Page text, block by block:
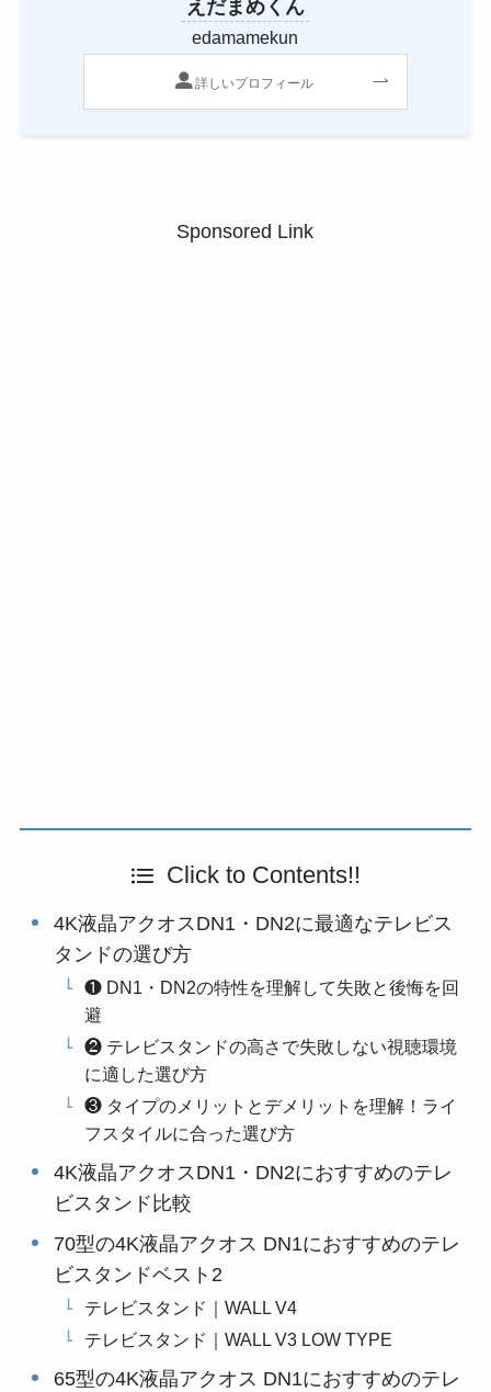
えだまめくん
edamamekun
詳しいプロフィール
Sponsored Link
Click to Contents!!
4K液晶アクオスDN1・DN2に最適なテレビス
タンドの選び方
❶ DN1・DN2の特性を理解して失敗と後悔を回
避
❷ テレビスタンドの高さで失敗しない視聴環境
に適した選び方
❸ タイプのメリットとデメリットを理解！ライ
フスタイルに合った選び方
4K液晶アクオスDN1・DN2におすすめのテレ
ビスタンド比較
70型の4K液晶アクオス DN1におすすめのテレ
ビスタンドベスト2
テレビスタンド｜WALL V4
テレビスタンド｜WALL V3 LOW TYPE
65型の4K液晶アクオス DN1におすすめのテレ